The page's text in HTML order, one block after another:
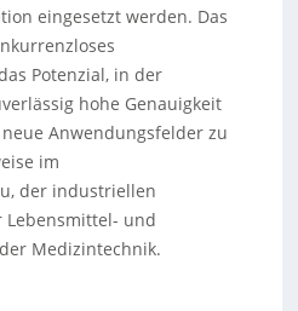
eingesetzt werden. Das
Potenzial, in der
hohe Genauigkeit
Anwendungsfelder zu
im
der industriellen
Lebensmittel- und
Medizintechnik.